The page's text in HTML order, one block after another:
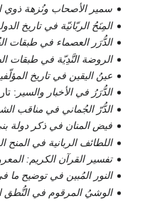
سمير الأصحاب ونُزهة ذوي
المِنَحُ الربّانيّة في تاريخ
الدُّرَر العصماء في طبقات
الروضة النَّدِيّة في طبقات
عينُ اليقين في تاريخ
الدُّرَرُ في الأخبار والسير :
الدُّرّ الجُماني في مناقب
فيض المنان في ذكر دولة
اللطائف الربانية في المنح
تفسير القرآن الكريم:
النور المُبين في توضيح ما
الوشيُ المرقوم في النُّطق